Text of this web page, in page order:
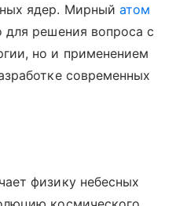
ядер. Мирный атом
для решения вопроса с
но и применением
современных
физику небесных